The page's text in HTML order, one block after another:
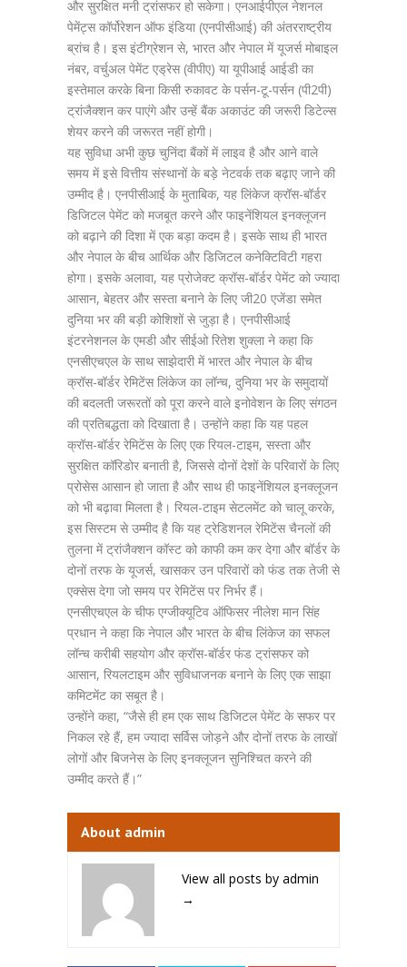
और सुरक्षित मनी ट्रांसफर हो सकेगा। एनआईपीएल नेशनल
पेमेंट्स कॉर्पोरेशन ऑफ इंडिया (एनपीसीआई) की अंतरराष्ट्रीय
ब्रांच है। इस इंटीग्रेशन से, भारत और नेपाल में यूजर्स मोबाइल
नंबर, वर्चुअल पेमेंट एड्रेस (वीपीए) या यूपीआई आईडी का
इस्तेमाल करके बिना किसी रुकावट के पर्सन-टू-पर्सन (पी2पी)
ट्रांजैक्शन कर पाएंगे और उन्हें बैंक अकाउंट की जरूरी डिटेल्स
शेयर करने की जरूरत नहीं होगी।
यह सुविधा अभी कुछ चुनिंदा बैंकों में लाइव है और आने वाले
समय में इसे वित्तीय संस्थानों के बड़े नेटवर्क तक बढ़ाए जाने की
उम्मीद है। एनपीसीआई के मुताबिक, यह लिंकेज क्रॉस-बॉर्डर
डिजिटल पेमेंट को मजबूत करने और फाइनेंशियल इनक्लूजन
को बढ़ाने की दिशा में एक बड़ा कदम है। इसके साथ ही भारत
और नेपाल के बीच आर्थिक और डिजिटल कनेक्टिविटी गहरा
होगा। इसके अलावा, यह प्रोजेक्ट क्रॉस-बॉर्डर पेमेंट को ज्यादा
आसान, बेहतर और सस्ता बनाने के लिए जी20 एजेंडा समेत
दुनिया भर की बड़ी कोशिशों से जुड़ा है। एनपीसीआई
इंटरनेशनल के एमडी और सीईओ रितेश शुक्ला ने कहा कि
एनसीएचएल के साथ साझेदारी में भारत और नेपाल के बीच
क्रॉस-बॉर्डर रेमिटेंस लिंकेज का लॉन्च, दुनिया भर के समुदायों
की बदलती जरूरतों को पूरा करने वाले इनोवेशन के लिए संगठन
की प्रतिबद्धता को दिखाता है। उन्होंने कहा कि यह पहल
क्रॉस-बॉर्डर रेमिटेंस के लिए एक रियल-टाइम, सस्ता और
सुरक्षित कॉरिडोर बनाती है, जिससे दोनों देशों के परिवारों के लिए
प्रोसेस आसान हो जाता है और साथ ही फाइनेंशियल इनक्लूजन
को भी बढ़ावा मिलता है। रियल-टाइम सेटलमेंट को चालू करके,
इस सिस्टम से उम्मीद है कि यह ट्रेडिशनल रेमिटेंस चैनलों की
तुलना में ट्रांजैक्शन कॉस्ट को काफी कम कर देगा और बॉर्डर के
दोनों तरफ के यूजर्स, खासकर उन परिवारों को फंड तक तेजी से
एक्सेस देगा जो समय पर रेमिटेंस पर निर्भर हैं।
एनसीएचएल के चीफ एग्जीक्यूटिव ऑफिसर नीलेश मान सिंह
प्रधान ने कहा कि नेपाल और भारत के बीच लिंकेज का सफल
लॉन्च करीबी सहयोग और क्रॉस-बॉर्डर फंड ट्रांसफर को
आसान, रियलटाइम और सुविधाजनक बनाने के लिए एक साझा
कमिटमेंट का सबूत है।
उन्होंने कहा, “जैसे ही हम एक साथ डिजिटल पेमेंट के सफर पर
निकल रहे हैं, हम ज्यादा सर्विस जोड़ने और दोनों तरफ के लाखों
लोगों और बिजनेस के लिए इनक्लूजन सुनिश्चित करने की
उम्मीद करते हैं।”
About admin
View all posts by admin
→